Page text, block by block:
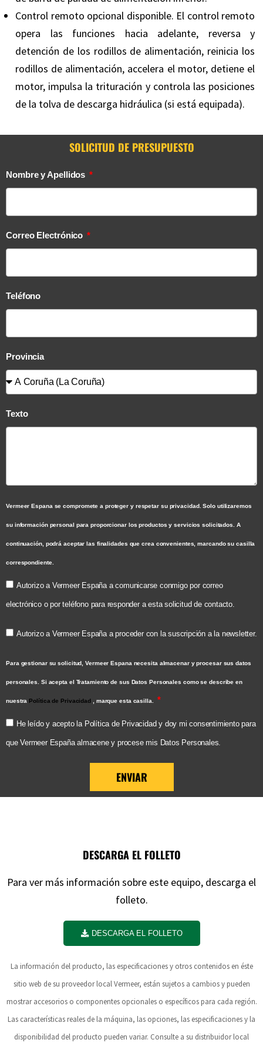
Control remoto opcional disponible. El control remoto
opera las funciones hacia adelante, reversa y
detención de los rodillos de alimentación, reinicia los
rodillos de alimentación, accelera el motor, detiene el
motor, impulsa la trituración y controla las posiciones
de la tolva de descarga hidráulica (si está equipada).
SOLICITUD DE PRESUPUESTO
Nombre y Apellidos
Correo Electrónico
Teléfono
Provincia
Texto
Vermeer Espana se compromete a proteger y respetar su privacidad. Solo utilizaremos
su información personal para proporcionar los productos y servicios solicitados. A
continuación, podrá aceptar las finalidades que crea convenientes, marcando su casilla
correspondiente.
Autorizo a Vermeer España a comunicarse conmigo por correo
electrónico o por teléfono para responder a esta solicitud de contacto.
Autorizo a Vermeer España a proceder con la suscripción a la newsletter.
Para gestionar su solicitud, Vermeer Espana necesita almacenar y procesar sus datos
personales. Si acepta el Tratamiento de sus Datos Personales como se describe en
nuestra Política de Privacidad , marque esta casilla.
He leído y acepto la Política de Privacidad y doy mi consentimiento para
que Vermeer España almacene y procese mis Datos Personales.
ENVIAR
DESCARGA EL FOLLETO
Para ver más información sobre este equipo, descarga el
folleto.
DESCARGA EL FOLLETO
La información del producto, las especificaciones y otros contenidos en éste
sitio web de su proveedor local Vermeer, están sujetos a cambios y pueden
mostrar accesorios o componentes opcionales o específicos para cada región.
Las características reales de la máquina, las opciones, las especificaciones y la
disponibilidad del producto pueden variar. Consulte a su distribuidor local